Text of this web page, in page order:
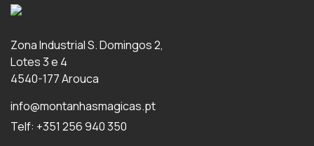
Zona Industrial S. Domingos 2,
Lotes 3 e 4
4540-177 Arouca
info@montanhasmagicas.pt
Telf: +351 256 940 350